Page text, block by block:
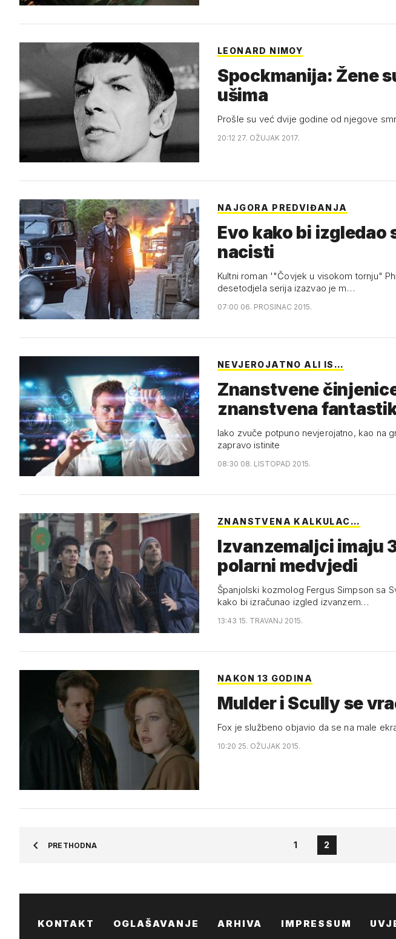
LEONARD NIMOY
Spockmanija: Žene
ušima
Prošle su već dvije godine od njegove
20:12 27. OŽUJAK 2017.
NAJGORA PREDVIĐANJA
Evo kako bi
nacisti
Kultni roman '"Čovjek u visokom tornju"
desetodjela serija izazvao je m…
07:00 06. PROSINAC 2015.
NEVJEROJATNO ALI IS…
Znanstvene
znanstvena
Iako zvuče potpuno nevjerojatno, kao na
zapravo istinite
08:30 08. LISTOPAD 2015.
ZNANSTVENA KALKULAC…
Izvanzemaljci imaju
polarni medvjedi
Španjolski kozmolog Fergus Simpson sa
kako bi izračunao izgled izvanzem…
13:43 15. TRAVANJ 2015.
NAKON 13 GODINA
Mulder i Scully se
Fox je službeno objavio da se na male
10:20 25. OŽUJAK 2015.
PRETHODNA 1 2
KONTAKT OGLAŠAVANJE ARHIVA IMPRESSUM